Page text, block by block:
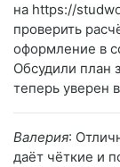
на https://
проверить
оформление в
Обсудили план
теперь уверен
Валерия:
даёт чёткие и